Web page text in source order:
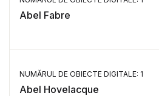
Abel Fabre
NUMĂRUL DE OBIECTE DIGITALE: 1
Abel Hovelacque